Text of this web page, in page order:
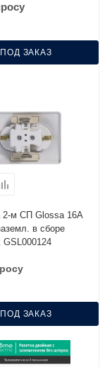
ПОД ЗАКАЗ
2-м СП Glossa 16А
в сборе
ПОД ЗАКАЗ